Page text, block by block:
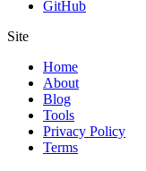
GitHub
Site
Home
About
Blog
Tools
Privacy Policy
Terms